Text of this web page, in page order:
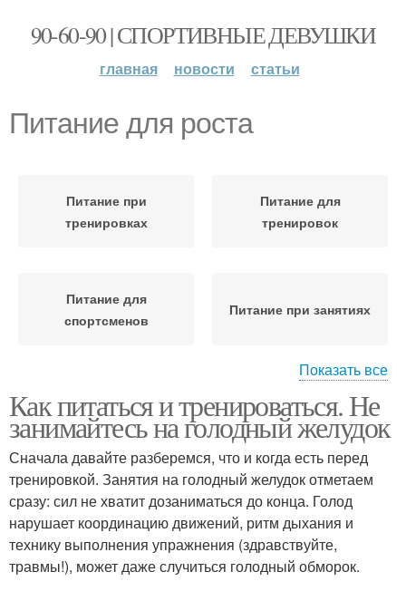
90-60-90 | СПОРТИВНЫЕ ДЕВУШКИ
главная новости статьи
Питание для роста
Питание при
тренировках
Питание для
тренировок
Питание для
спортсменов
Питание при занятиях
Правильное питание Питание для спорта
Рациональное питание
Показать все
Как питаться и тренироваться. Не
занимайтесь на голодный желудок
Сначала давайте разберемся, что и когда есть перед
тренировкой. Занятия на голодный желудок отметаем
сразу: сил не хватит дозаниматься до конца. Голод
нарушает координацию движений, ритм дыхания и
технику выполнения упражнения (здравствуйте,
травмы!), может даже случиться голодный обморок.